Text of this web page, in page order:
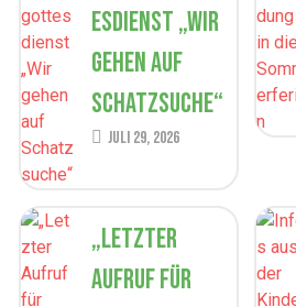
esdienst „Wir
gehen auf
Schatzsuche“
Juli 29, 2026
„Letzter
Aufruf für